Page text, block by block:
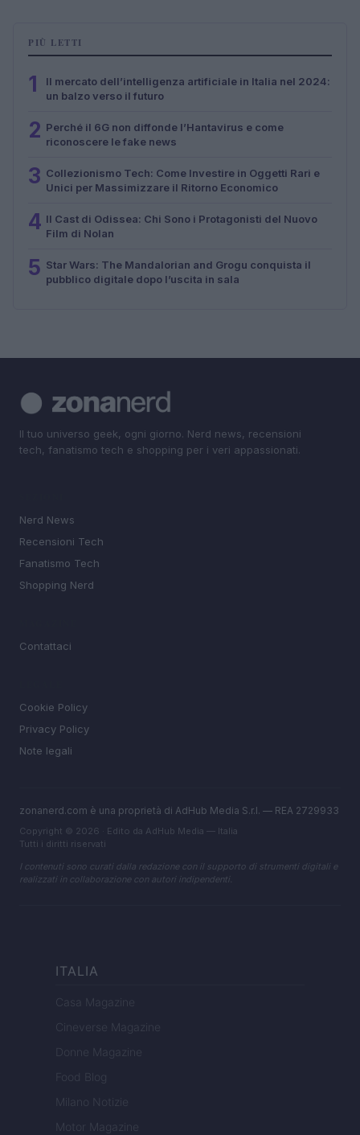
PIÙ LETTI
1
Il mercato dell’intelligenza artificiale in Italia nel 2024:
un balzo verso il futuro
2 Perché il 6G non diffonde l’Hantavirus e come
riconoscere le fake news
3 Collezionismo Tech: Come Investire in Oggetti Rari e
Unici per Massimizzare il Ritorno Economico
4 Il Cast di Odissea: Chi Sono i Protagonisti del Nuovo
Film di Nolan
5 Star Wars: The Mandalorian and Grogu conquista il
pubblico digitale dopo l’uscita in sala
Il tuo universo geek, ogni giorno. Nerd news, recensioni
tech, fanatismo tech e shopping per i veri appassionati.
Nerd News
Recensioni Tech
Fanatismo Tech
Shopping Nerd
Contattaci
Cookie Policy
Privacy Policy
Note legali
zonanerd.com è una proprietà di AdHub Media S.r.l. — REA 2729933
Copyright © 2026 · Edito da AdHub Media — Italia
Tutti i diritti riservati
I contenuti sono curati dalla redazione con il supporto di strumenti digitali e
realizzati in collaborazione con autori indipendenti.
ITALIA
Casa Magazine
Cineverse Magazine
Donne Magazine
Food Blog
Milano Notizie
Motor Magazine